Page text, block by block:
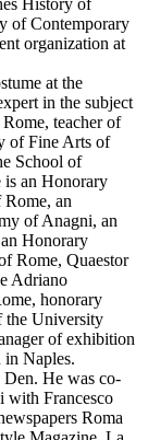
of Contemporary
organization at
at the
in the subject
teacher of
of Fine Arts of
School of
is an Honorary
an
of Anagni, an
Honorary
Rome, Quaestor
Adriano
honorary
the University
of exhibition
in Naples.
Den. He was co-
with Francesco
Roma